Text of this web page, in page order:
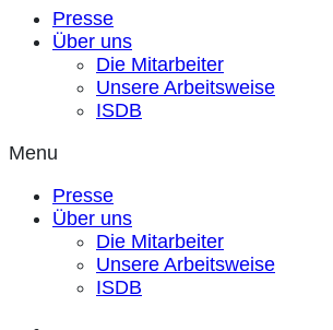
Presse
Über uns
Die Mitarbeiter
Unsere Arbeitsweise
ISDB
Menu
Presse
Über uns
Die Mitarbeiter
Unsere Arbeitsweise
ISDB